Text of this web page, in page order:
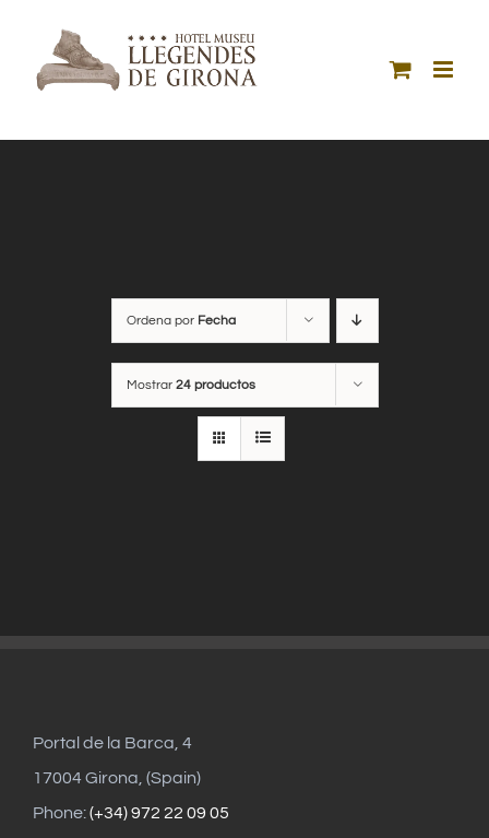
contenido
Ordena por Fecha
Mostrar 24 productos
Portal de la Barca, 4
17004 Girona, (Spain)
Phone:(+34) 972 22 09 05